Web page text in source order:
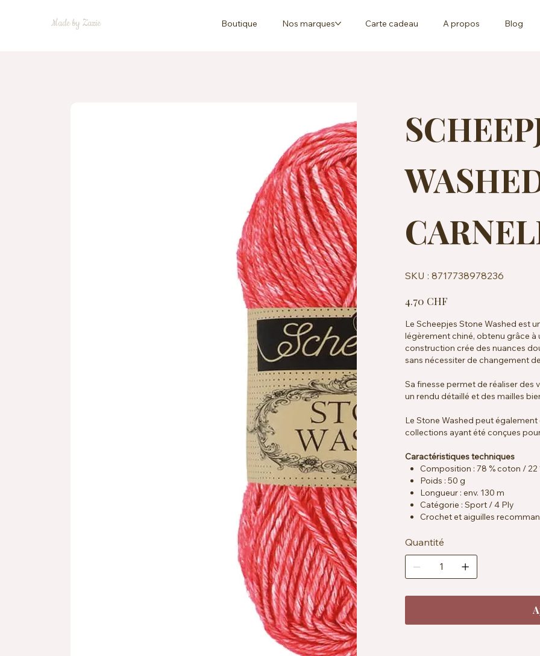
Made by Zazie Boutique Nos marques Carte cadeau A propos Blog
SKU : 8717738978236
8717738978236
4.70 CHF
Le Scheepjes Stone Washed est
légèrement chiné, obtenu grâce
construction crée des nuances
sans nécessiter de changement
Sa finesse permet de réaliser des
un rendu détaillé et des mailles
Le Stone Washed peut
collections ayant été conçues
Caractéristiques techniques
Composition : 78 % coton / 22
Poids : 50 g
Longueur : env. 130 m
Catégorie : Sport / 4 Ply
Crochet et aiguilles
Certification : OEKO-TEX®
Entretien : lavable en machine à
Quantité